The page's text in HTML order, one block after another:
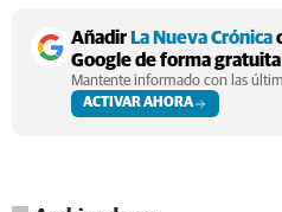
Añadir La Nueva Crónica
Google de forma gratuita
Mantente informado con las
ACTIVAR AHORA